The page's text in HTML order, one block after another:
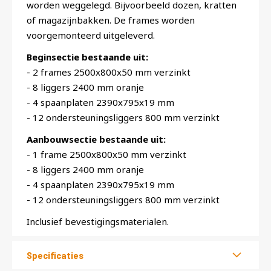
worden weggelegd. Bijvoorbeeld dozen, kratten
of magazijnbakken. De frames worden
voorgemonteerd uitgeleverd.
Beginsectie bestaande uit:
- 2 frames 2500x800x50 mm verzinkt
- 8 liggers 2400 mm oranje
- 4 spaanplaten 2390x795x19 mm
- 12 ondersteuningsliggers 800 mm verzinkt
Aanbouwsectie bestaande uit:
- 1 frame 2500x800x50 mm verzinkt
- 8 liggers 2400 mm oranje
- 4 spaanplaten 2390x795x19 mm
- 12 ondersteuningsliggers 800 mm verzinkt
Inclusief bevestigingsmaterialen.
Specificaties